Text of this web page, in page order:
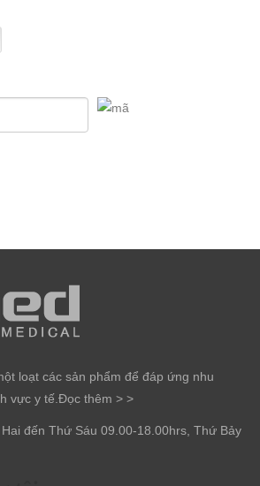
loạt các sản phẩm để đáp ứng nhu
vực y tế. Đọc thêm > >
đến Thứ Sáu 09.00-18.00hrs, Thứ Bảy